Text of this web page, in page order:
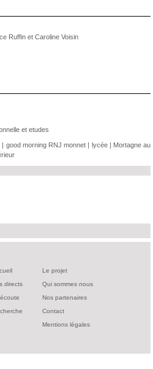
Ruffin et Caroline Voisin
et etudes
| good morning RNJ monnet | lycée| Mortagne au
directs
Le projet
Qui sommes nous
Nos partenaires
Contact
Mentions légales